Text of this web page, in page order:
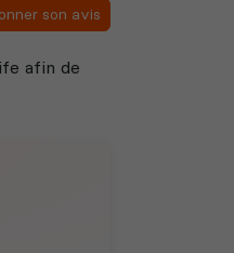
son avis
afin de